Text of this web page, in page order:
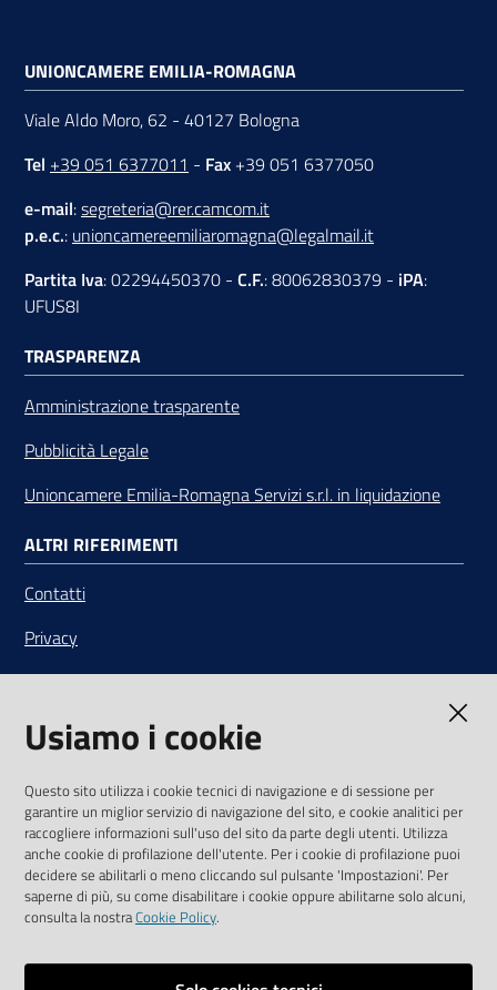
UNIONCAMERE EMILIA-ROMAGNA
Viale Aldo Moro, 62 - 40127 Bologna
Tel +39 051 6377011 - Fax +39 051 6377050
e-mail:segreteria@rer.camcom.it
p.e.c.: unioncamereemiliaromagna@legalmail.it
Partita Iva: 02294450370 - C.F.: 80062830379 - iPA:
UFUS8I
TRASPARENZA
Amministrazione trasparente
Pubblicità Legale
Unioncamere Emilia-Romagna Servizi s.r.l. in liquidazione
ALTRI RIFERIMENTI
Contatti
Privacy
Note legali
Media Policy
SEGUICI SU
YoutubeTwitterLinkedinFacebookInstagram
Usiamo i cookie
Questo sito utilizza i cookie tecnici di navigazione e di sessione per
garantire un miglior servizio di navigazione del sito, e cookie analitici per
raccogliere informazioni sull'uso del sito da parte degli utenti. Utilizza
anche cookie di profilazione dell'utente. Per i cookie di profilazione puoi
decidere se abilitarli o meno cliccando sul pulsante 'Impostazioni'. Per
saperne di più, su come disabilitare i cookie oppure abilitarne solo alcuni,
consulta la nostraCookie Policy.